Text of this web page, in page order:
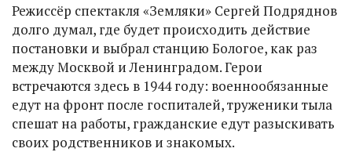
Режиссёр спектакля «Земляки» Сергей Подряднов
долго думал, где будет происходить действие
постановки и выбрал станцию Бологое, как раз
между Москвой и Ленинградом. Герои
встречаются здесь в 1944 году: военнообязанные
едут на фронт после госпиталей, труженики тыла
спешат на работы, гражданские едут разыскивать
своих родственников и знакомых.